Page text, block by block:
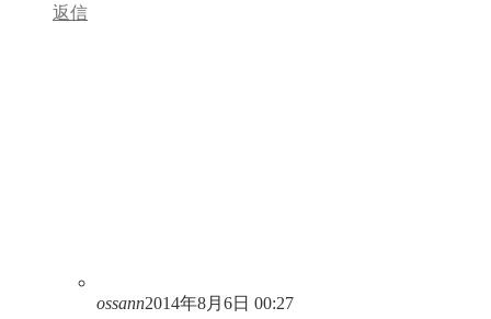
返信
ossann2014年8月6日 00:27